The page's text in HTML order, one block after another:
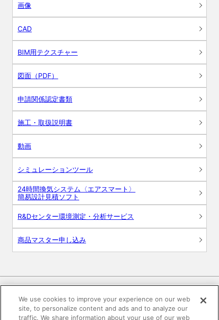
画像
CAD
BIM用テクスチャー
図面（PDF）
申請関係認定書類
施工・取扱説明書
動画
シミュレーションツール
24時間換気システム〈エアスマート〉
簡易設計見積ソフト
R&Dセンター環境測定・分析サービス
商品マスター申し込み
電子公告 このWEBサイトについて
We use cookies to improve your experience on our web
site, to personalize content and ads and to analyze our
traffic. We share information about your use of our web